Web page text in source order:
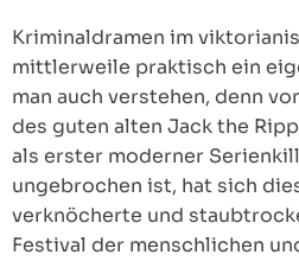
Kriminaldramen im
mittlerweile praktisch ein
man auch verstehen, denn
des guten alten Jack the
als erster moderner
ungebrochen ist, hat sich
verknöcherte und
Festival der menschlichen